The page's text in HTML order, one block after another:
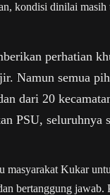
kondisi dinilai masih
perhatian
Namun semua
dari 20
PSU, seluruhnya
masyarakat Kukar
bertanggung jawab.